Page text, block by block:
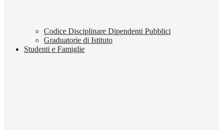
Codice Disciplinare Dipendenti Pubblici
Graduatorie di Istituto
Studenti e Famiglie